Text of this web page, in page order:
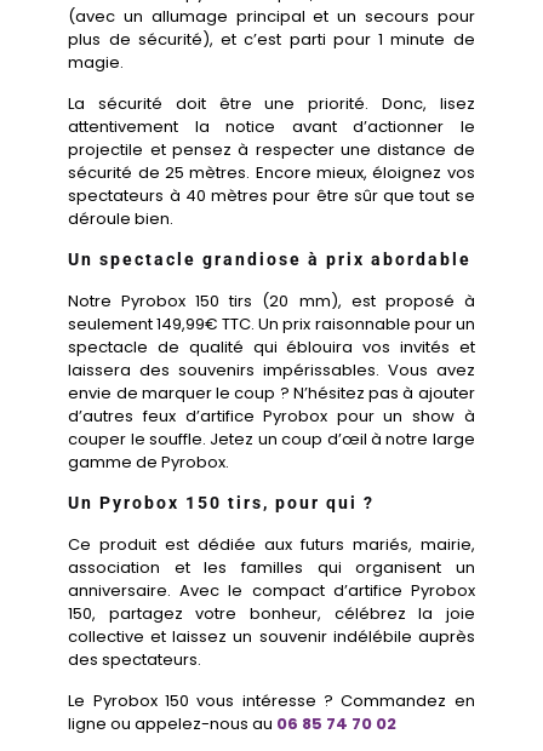
(avec un allumage principal et un secours pour
plus de sécurité), et c’est parti pour 1 minute de
magie.
La sécurité doit être une priorité. Donc, lisez
attentivement la notice avant d’actionner le
projectile et pensez à respecter une distance de
sécurité de 25 mètres. Encore mieux, éloignez vos
spectateurs à 40 mètres pour être sûr que tout se
déroule bien.
Un spectacle grandiose à prix abordable
Notre Pyrobox 150 tirs (20 mm), est proposé à
seulement 149,99€ TTC. Un prix raisonnable pour un
spectacle de qualité qui éblouira vos invités et
laissera des souvenirs impérissables. Vous avez
envie de marquer le coup ? N’hésitez pas à ajouter
d’autres feux d’artifice Pyrobox pour un show à
couper le souffle. Jetez un coup d’œil à notre large
gamme de Pyrobox.
Un Pyrobox 150 tirs, pour qui ?
Ce produit est dédiée aux futurs mariés, mairie,
association et les familles qui organisent un
anniversaire. Avec le compact d’artifice Pyrobox
150, partagez votre bonheur, célébrez la joie
collective et laissez un souvenir indélébile auprès
des spectateurs.
Le Pyrobox 150 vous intéresse ?Commandez en
ligne ou appelez-nous au 06 85 74 70 02